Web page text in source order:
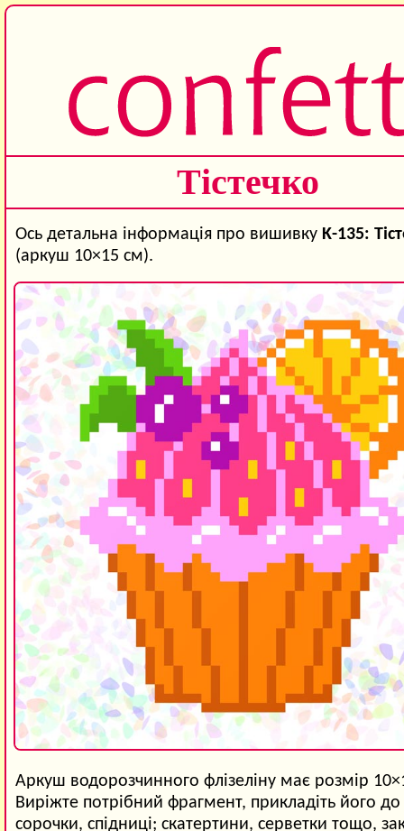
Тістечко
Ось детальна інформація про вишивку K-135:
(аркуш 10×15 см).
Аркуш водорозчинного флізеліну має розмір
Виріжте потрібний фрагмент, прикладіть його до
сорочки, спідниці; скатертини, серветки тощо,